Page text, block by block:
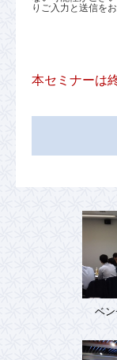
りご入力と送信を
本セミナーは
ベ